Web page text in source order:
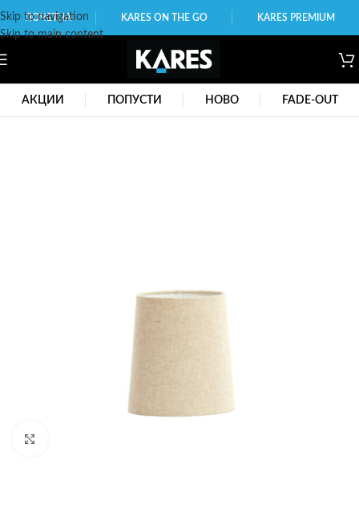
Skip to navigation
Skip to main content
ПОЧЕТНА KARES ON THE GO KARES PREMIUM
АКЦИИ ПОПУСТИ НОВО FADE-OUT